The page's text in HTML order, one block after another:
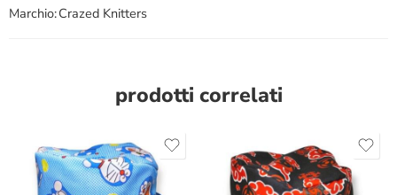
Marchio:Crazed Knitters
prodotti correlati